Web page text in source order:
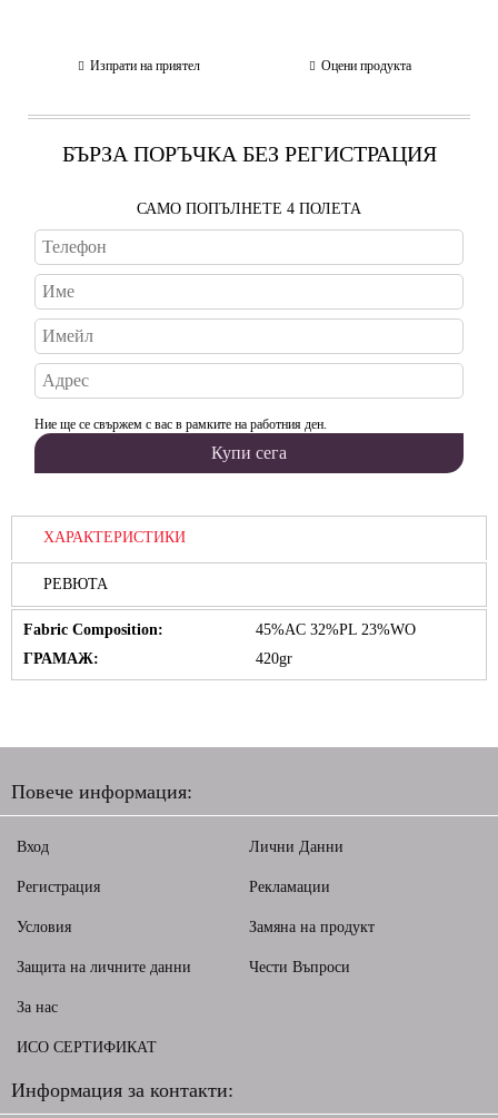
Изпрати на приятел Оцени продукта
БЪРЗА ПОРЪЧКА БЕЗ РЕГИСТРАЦИЯ
САМО ПОПЪЛНЕТЕ 4 ПОЛЕТА
Ние ще се свържем с вас в рамките на работния ден.
ХАРАКТЕРИСТИКИ
РЕВЮТА
Fabric Composition:
45%AC 32%PL 23%WO
ГРАМАЖ:
420gr
Повече информация:
Вход
Регистрация
Условия
Защита на личните данни
Лични Данни
Рекламации
Замяна на продукт
Чести Въпроси
За нас
ИСО СЕРТИФИКАТ
Информация за контакти: